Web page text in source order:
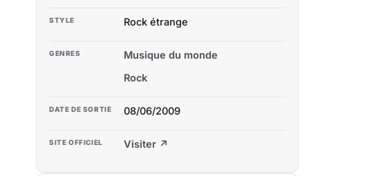
STYLE Rock étrange
GENRES
Musique du monde
Rock
DATE DE SORTIE 08/06/2009
SITE OFFICIEL Visiter ↗